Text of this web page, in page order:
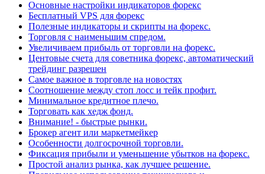
Основные настройки индикаторов форекс
Бесплатный VPS для форекс
Полезные индикаторы и скрипты на форекс.
Торговля с наименьшим спредом.
Увеличиваем прибыль от торговли на форекс.
Центовые счета для советника форекс, автоматический
трейдинг разрешен
Самое важное в торговле на новостях
Соотношение между стоп лосс и тейк профит.
Минимальное кредитное плечо.
Торговать как хедж фонд.
Внимание! - быстрые рынки.
Брокер агент или маркетмейкер
Особенности долгосрочной торговли.
Фиксация прибыли и уменьшение убытков на форекс.
Простой анализ рынка, как лучшее решение.